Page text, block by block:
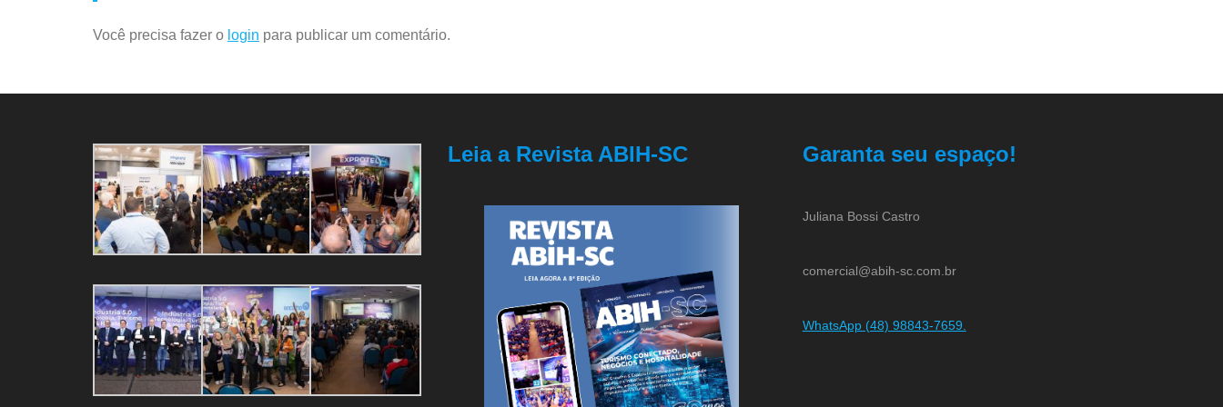
Você precisa fazer o login para publicar um comentário.
Leia a Revista ABIH-SC Garanta seu espaço!
Juliana Bossi Castro
comercial@abih-sc.com.br
WhatsApp (48) 98843-7659.